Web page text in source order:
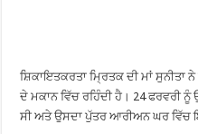
ਸ਼ਿਕਾਇਤਕਰਤਾ ਮ੍ਰਿਤਕ ਦੀ ਮਾਂ ਸੁਨੀਤਾ
ਦੇ ਮਕਾਨ ਵਿੱਚ ਰਹਿੰਦੀ ਹੈ। 24 ਫਰਵਰੀ
ਸੀ ਅਤੇ ਉਸਦਾ ਪੁੱਤਰ ਆਰੀਅਨ ਘਰ ਵਿੱਚ